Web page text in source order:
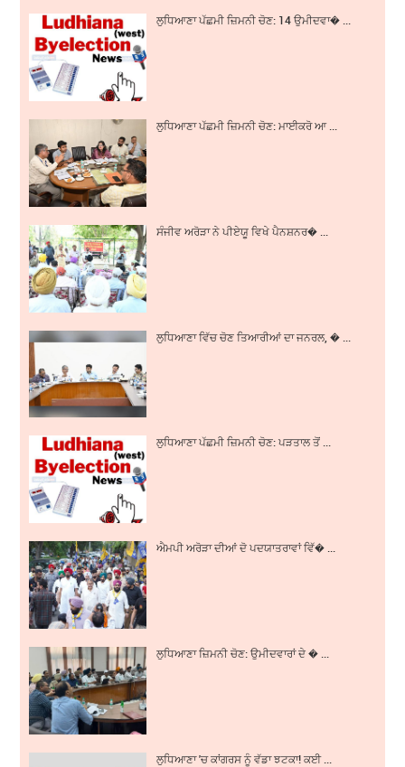
ਲੁਧਿਆਣਾ ਪੱਛਮੀ ਜ਼ਿਮਨੀ ਚੋਣ: 14 ਉਮੀਦਵਾ� ...
ਲੁਧਿਆਣਾ ਪੱਛਮੀ ਜ਼ਿਮਨੀ ਚੋਣ: ਮਾਈਕਰੋ ਆ ...
ਸੰਜੀਵ ਅਰੋੜਾ ਨੇ ਪੀਏਯੂ ਵਿਖੇ ਪੈਨਸ਼ਨਰ� ...
ਲੁਧਿਆਣਾ ਵਿੱਚ ਚੋਣ ਤਿਆਰੀਆਂ ਦਾ ਜਨਰਲ, � ...
ਲੁਧਿਆਣਾ ਪੱਛਮੀ ਜ਼ਿਮਨੀ ਚੋਣ: ਪੜਤਾਲ ਤੋਂ ...
ਐਮਪੀ ਅਰੋੜਾ ਦੀਆਂ ਦੋ ਪਦਯਾਤਰਾਵਾਂ ਵਿੱ� ...
ਲੁਧਿਆਣਾ ਜ਼ਿਮਨੀ ਚੋਣ: ਉਮੀਦਵਾਰਾਂ ਦੇ � ...
ਲੁਧਿਆਣਾ 'ਚ ਕਾਂਗਰਸ ਨੂੰ ਵੱਡਾ ਝਟਕਾ! ਕਈ ...